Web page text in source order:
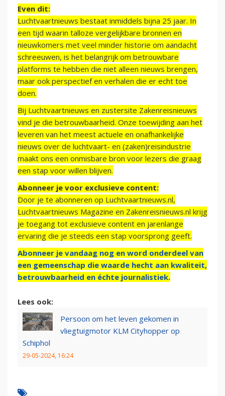
Even dit:
Luchtvaartnieuws bestaat inmiddels bijna 25 jaar. In
een tijd waarin talloze vergelijkbare bronnen en
nieuwkomers met veel minder historie om aandacht
schreeuwen, is het belangrijk om betrouwbare
platforms te hebben die niet alleen nieuws brengen,
maar ook perspectief en verhalen die er echt toe
doen.
Bij Luchtvaartnieuws en zustersite Zakenreisnieuws
vind je die betrouwbaarheid. Onze toewijding aan het
leveren van het meest actuele en onafhankelijke
nieuws over de luchtvaart- en (zaken)reisindustrie
maakt ons een onmisbare bron voor lezers die graag
een stap voor willen blijven.
Abonneer je voor exclusieve content:
Door je te abonneren op Luchtvaartnieuws.nl,
Luchtvaartnieuws Magazine en Zakenreisnieuws.nl krijg
je toegang tot exclusieve content en jarenlange
ervaring die je steeds een stap voorsprong geeft.
Abonneer je vandaag nog en word onderdeel van
een gemeenschap die waarde hecht aan kwaliteit,
betrouwbaarheid en échte journalistiek.
Lees ook:
Persoon om het leven gekomen in
vliegtuigmotor KLM Cityhopper op
Schiphol
29-05-2024, 16:24